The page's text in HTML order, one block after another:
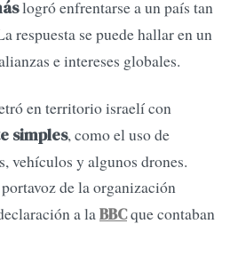
logró enfrentarse a un país tan
respuesta se puede hallar en un
e intereses globales.
en territorio israelí con
simples, como el uso de
vehículos y algunos drones.
de la organización
a laBBCque contaban